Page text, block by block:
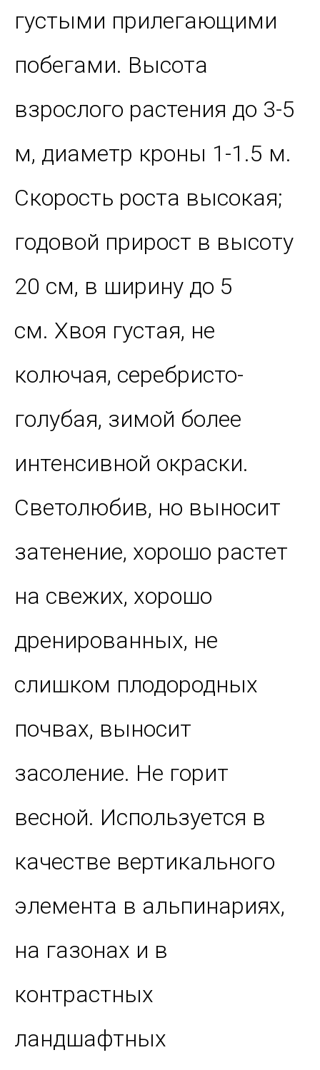
густыми прилегающими
побегами. Высота
взрослого растения до 3-5
м, диаметр кроны 1-1.5 м.
Скорость роста высокая;
годовой прирост в высоту
20 см, в ширину до 5
см. Хвоя густая, не
колючая, серебристо-
голубая, зимой более
интенсивной окраски.
Светолюбив, но выносит
затенение, хорошо растет
на свежих, хорошо
дренированных, не
слишком плодородных
почвах, выносит
засоление. Не горит
весной. Используется в
качестве вертикального
элемента в альпинариях,
на газонах и в
контрастных
ландшафтных